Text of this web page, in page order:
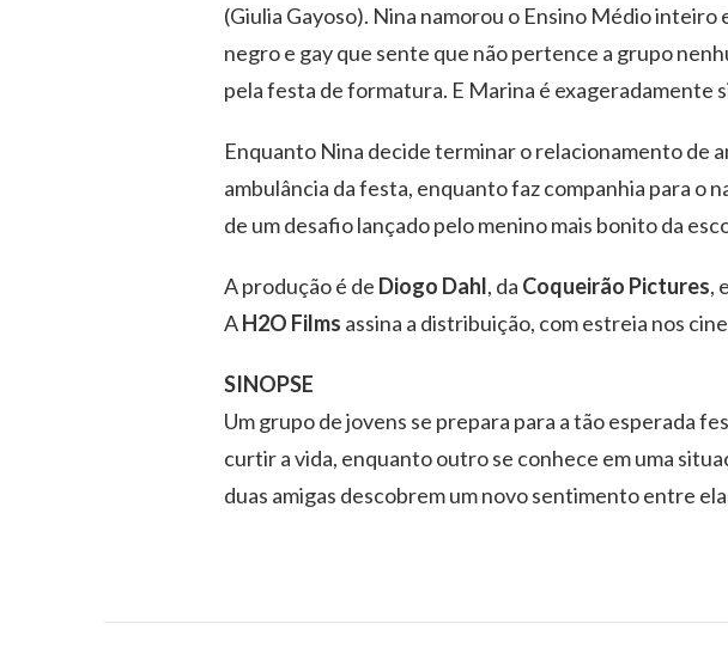
(Giulia Gayoso). Nina namorou o Ensino Médio
negro e gay que sente que não pertence a grupo
pela festa de formatura. E Marina é exageradamente
Enquanto Nina decide terminar o relacionamento de
ambulância da festa, enquanto faz companhia para o
de um desafio lançado pelo menino mais bonito da
A produção é de Diogo Dahl, da Coqueirão Pictures,
AH2O Films assina a distribuição, com estreia nos
SINOPSE
Um grupo de jovens se prepara para a tão esperada
curtir a vida, enquanto outro se conhece em uma
duas amigas descobrem um novo sentimento entre